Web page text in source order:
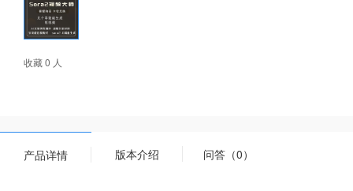
收藏 0 人
产品详情 版本介绍 问答（0）